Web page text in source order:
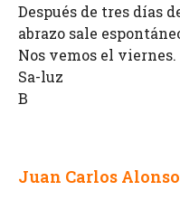
Después de tres días
abrazo sale
Nos vemos el viernes.
Sa-luz
B
Juan Carlos